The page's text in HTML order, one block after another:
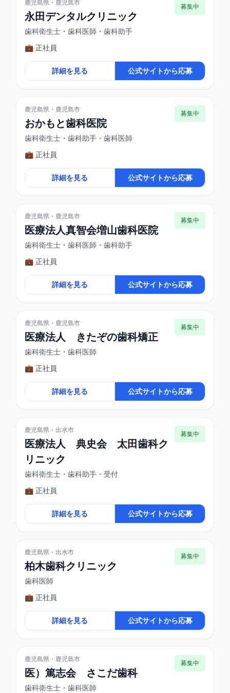
鹿児島県・鹿児島市
永田デンタルクリニック
歯科衛生士・歯科医師・歯科助手
募集中
💼 正社員
詳細を見る 公式サイトから応募
鹿児島県・鹿児島市
おかもと歯科医院
歯科衛生士・歯科助手・歯科医師
募集中
💼 正社員
詳細を見る 公式サイトから応募
鹿児島県・鹿児島市
医療法人真智会増山歯科医院
歯科衛生士・歯科医師・歯科助手
募集中
💼 正社員
詳細を見る 公式サイトから応募
鹿児島県・鹿児島市
医療法人 きたぞの歯科矯正
歯科衛生士・歯科医師
募集中
💼 正社員
詳細を見る 公式サイトから応募
鹿児島県・出水市
医療法人 典史会 太田歯科ク
リニック
歯科衛生士・歯科助手・受付
募集中
💼 正社員
詳細を見る 公式サイトから応募
鹿児島県・出水市
柏木歯科クリニック
歯科医師
募集中
💼 正社員
詳細を見る 公式サイトから応募
鹿児島県・鹿児島市
医）篤志会 さこだ歯科
歯科衛生士・歯科医師
募集中